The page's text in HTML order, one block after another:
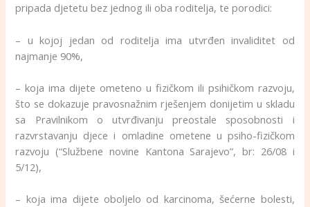
pripada djetetu bez jednog ili oba roditelja, te porodici:
– u kojoj jedan od roditelja ima utvrđen invaliditet od
najmanje 90%,
– koja ima dijete ometeno u fizičkom ili psihičkom razvoju,
što se dokazuje pravosnažnim rješenjem donijetim u skladu
sa Pravilnikom o utvrđivanju preostale sposobnosti i
razvrstavanju djece i omladine ometene u psiho-fizičkom
razvoju (“Službene novine Kantona Sarajevo”, br: 26/08 i
5/12),
– koja ima dijete oboljelo od karcinoma, šećerne bolesti,